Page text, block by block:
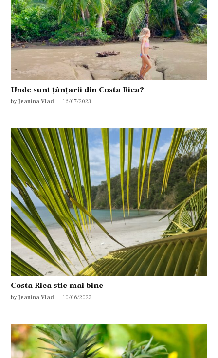
Unde sunt țânțarii din Costa Rica?
by Jeanina Vlad 16/07/2023
Costa Rica stie mai bine
by Jeanina Vlad 10/06/2023